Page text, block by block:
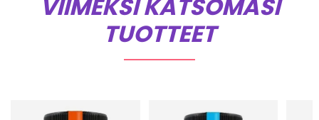
VIIMEKSI KATSOMASI
TUOTTEET